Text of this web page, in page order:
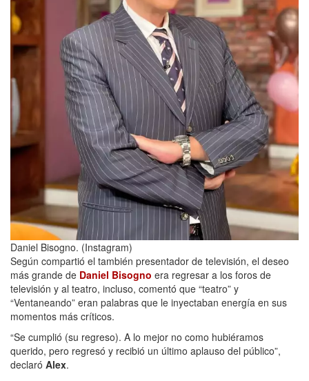
Daniel Bisogno. (Instagram)
Según compartió el también presentador de televisión, el deseo
más grande de Daniel Bisogno era regresar a los foros de
televisión y al teatro, incluso, comentó que “teatro” y
“Ventaneando” eran palabras que le inyectaban energía en sus
momentos más críticos.
“Se cumplió (su regreso). A lo mejor no como hubiéramos
querido, pero regresó y recibió un último aplauso del público”,
declaró Alex.